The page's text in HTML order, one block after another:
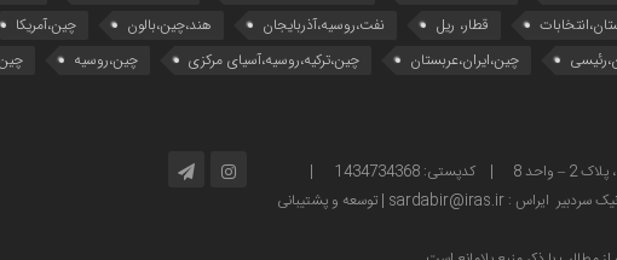
قطار، ریل نفت،روسیه،آذربایجان هند،چین،بالون چین،آمریکا
چین،ایران،عربستان چین،ترکیه،روسیه،آسیای مرکزی چین،روسیه
آدرس: تهران – خیابان ولیعصر – بالاتر از پارک ساعی – کوچه امینی، پلاک 2 – واحد 8 | کدپستی: 1434734368 |
توسعه و پشتیبانی